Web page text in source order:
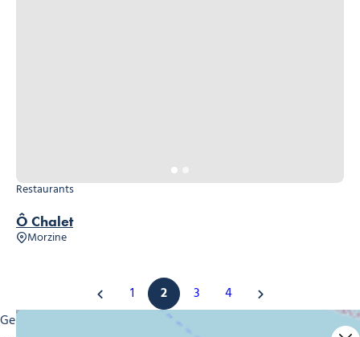
Ô Chalet
Restaurants
Morzine
1 2 3
4
Geniet van gerechten die met passie worden bereid door